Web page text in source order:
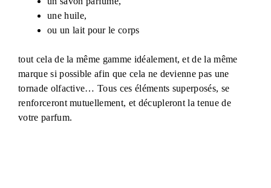
une huile,
ou un lait pour le corps
tout cela de la même gamme idéalement, et de la même
marque si possible afin que cela ne devienne pas une
tornade olfactive… Tous ces éléments superposés, se
renforceront mutuellement, et décupleront la tenue de
votre parfum.